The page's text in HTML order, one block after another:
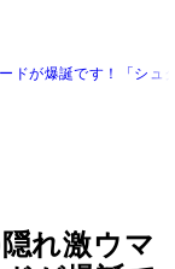
ドが爆誕です！「シ
れ激ウマ